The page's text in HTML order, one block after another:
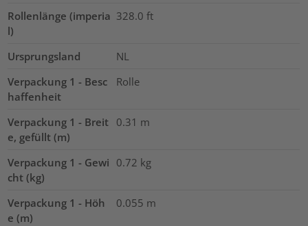
Rollenlänge (imperia
l)
328.0 ft
Ursprungsland
NL
Verpackung 1 - Besc
haffenheit
Rolle
Verpackung 1 - Breit
e, gefüllt (m)
0.31 m
Verpackung 1 - Gewi
cht (kg)
0.72 kg
Verpackung 1 - Höh
e (m)
0.055 m